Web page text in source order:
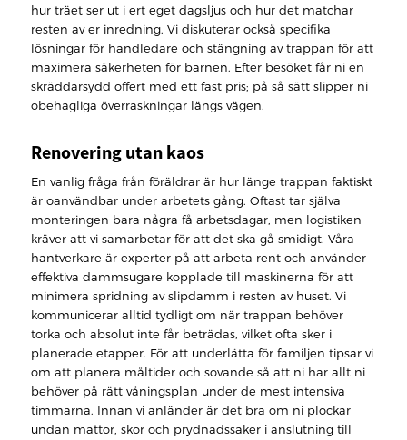
hur träet ser ut i ert eget dagsljus och hur det matchar
resten av er inredning. Vi diskuterar också specifika
lösningar för handledare och stängning av trappan för att
maximera säkerheten för barnen. Efter besöket får ni en
skräddarsydd offert med ett fast pris; på så sätt slipper ni
obehagliga överraskningar längs vägen.
Renovering utan kaos
En vanlig fråga från föräldrar är hur länge trappan faktiskt
är oanvändbar under arbetets gång. Oftast tar själva
monteringen bara några få arbetsdagar, men logistiken
kräver att vi samarbetar för att det ska gå smidigt. Våra
hantverkare är experter på att arbeta rent och använder
effektiva dammsugare kopplade till maskinerna för att
minimera spridning av slipdamm i resten av huset. Vi
kommunicerar alltid tydligt om när trappan behöver
torka och absolut inte får beträdas, vilket ofta sker i
planerade etapper. För att underlätta för familjen tipsar vi
om att planera måltider och sovande så att ni har allt ni
behöver på rätt våningsplan under de mest intensiva
timmarna. Innan vi anländer är det bra om ni plockar
undan mattor, skor och prydnadssaker i anslutning till